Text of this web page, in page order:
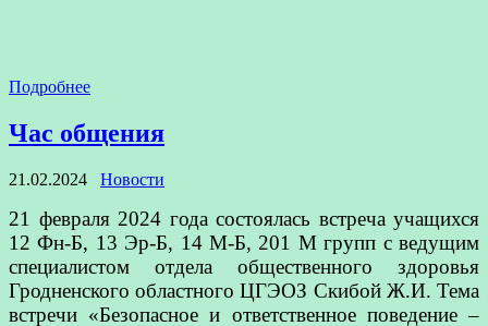
Подробнее
Час общения
21.02.2024 Новости
21 февраля 2024 года состоялась встреча учащихся
12 Фн-Б, 13 Эр-Б, 14 М-Б, 201 М групп с ведущим
специалистом отдела общественного здоровья
Гродненского областного ЦГЭОЗ Скибой Ж.И. Тема
встречи «Безопасное и ответственное поведение –